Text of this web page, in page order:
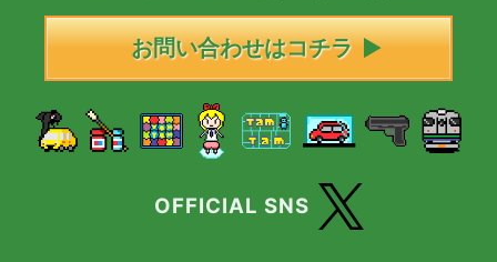
お問い合わせはコチラ
OFFICIAL SNS